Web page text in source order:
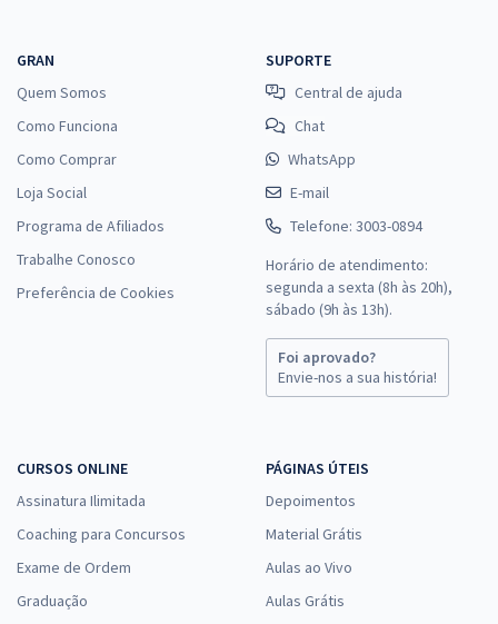
GRAN
Quem Somos
Como Funciona
Como Comprar
Loja Social
Programa de Afiliados
Trabalhe Conosco
Preferência de Cookies
SUPORTE
Central de ajuda
Chat
WhatsApp
E-mail
Telefone: 3003-0894
Horário de atendimento:
segunda a sexta (8h às 20h),
sábado (9h às 13h).
Foi aprovado?
Envie-nos a sua história!
CURSOS ONLINE
Assinatura Ilimitada
Coaching para Concursos
Exame de Ordem
Graduação
PÁGINAS ÚTEIS
Depoimentos
Material Grátis
Aulas ao Vivo
Aulas Grátis